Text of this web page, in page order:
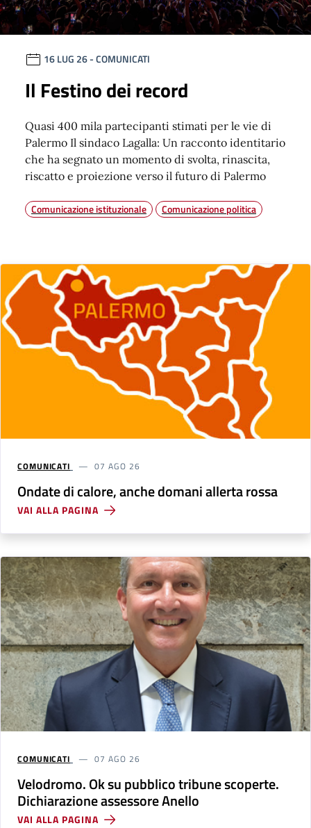
16 LUG 26- COMUNICATI
Il Festino dei record
Quasi 400 mila partecipanti stimati per le vie di
Palermo Il sindaco Lagalla: Un racconto identitario
che ha segnato un momento di svolta, rinascita,
riscatto e proiezione verso il futuro di Palermo
Comunicazione istituzionale Comunicazione politica
COMUNICATI 07 AGO 26
Ondate di calore, anche domani allerta rossa
VAI ALLA PAGINA
COMUNICATI 07 AGO 26
Velodromo. Ok su pubblico tribune scoperte.
Dichiarazione assessore Anello
VAI ALLA PAGINA